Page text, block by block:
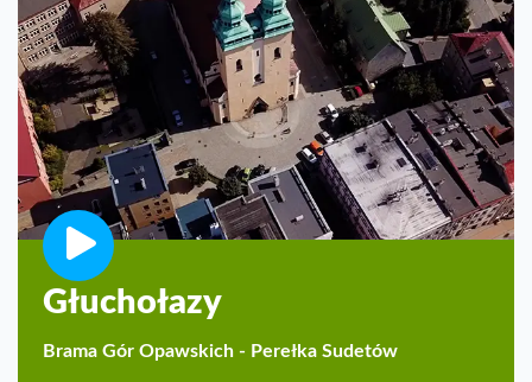
Głuchołazy
Brama Gór Opawskich - Perełka Sudetów